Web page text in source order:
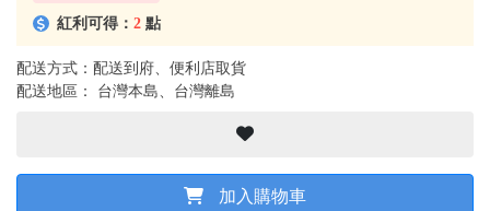
紅利可得： 2 點
配送方式：配送到府、便利店取貨
配送地區： 台灣本島、台灣離島
加入購物車